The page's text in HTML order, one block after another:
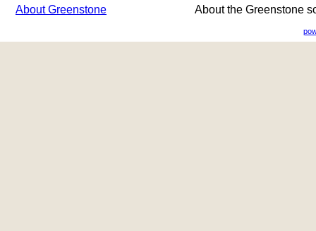
About Greenstone About the Greenstone